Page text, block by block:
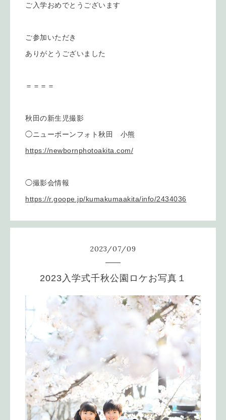
ご入学おめでとうございます
ご参加いただき
ありがとうございました
＝＝＝＝
秋田の新生児撮影
◯ニューボーンフォト秋田 小熊
https://newbornphotoakita.com/
◯撮影会情報
https://r.goope.jp/kumakumaakita/info/2434036
2023/07/09
2023入学式千秋公園ロケお写真１